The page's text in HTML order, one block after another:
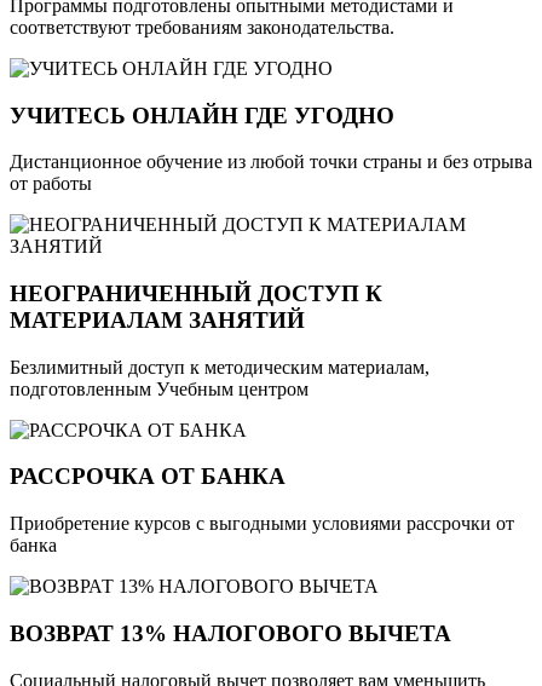
Программы подготовлены опытными методистами и
соответствуют требованиям законодательства.
УЧИТЕСЬ ОНЛАЙН ГДЕ УГОДНО
Дистанционное обучение из любой точки страны и без отрыва
от работы
НЕОГРАНИЧЕННЫЙ ДОСТУП К
МАТЕРИАЛАМ ЗАНЯТИЙ
Безлимитный доступ к методическим материалам,
подготовленным Учебным центром
РАССРОЧКА ОТ БАНКА
Приобретение курсов с выгодными условиями рассрочки от
банка
ВОЗВРАТ 13% НАЛОГОВОГО ВЫЧЕТА
Социальный налоговый вычет позволяет вам уменьшить